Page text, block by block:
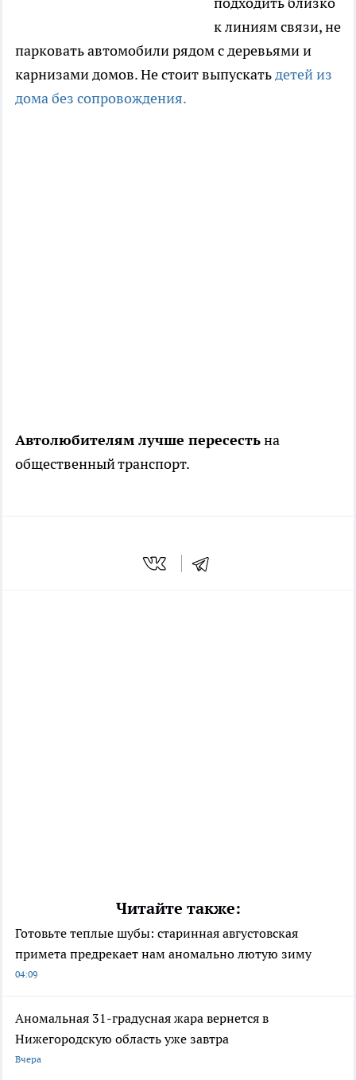
к линиям связи, не
парковать автомобили рядом с деревьями и
карнизами домов. Не стоит выпускатьдетей из
дома без сопровождения.
Автолюбителям лучше пересестьна
общественный транспорт.
Читайте также:
Готовьте теплые шубы: старинная августовская
примета предрекает нам аномально лютую зиму
04:09
Аномальная 31-градусная жара вернется в
Нижегородскую область уже завтра
Вчера